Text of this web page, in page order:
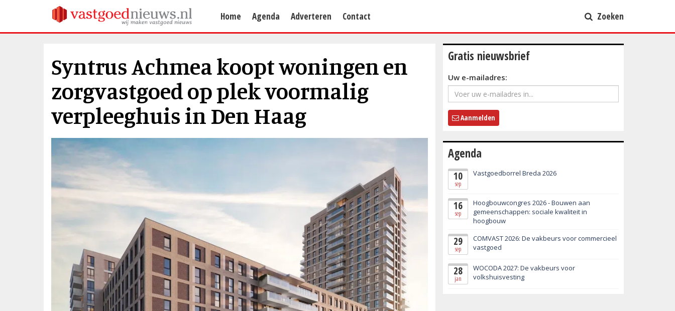
Home Agenda Adverteren Contact Zoeken
Syntrus Achmea koopt woningen en
zorgvastgoed op plek voormalig
verpleeghuis in Den Haag
Gratis nieuwsbrief
Uw e-mailadres:
Aanmelden
Agenda
10
sep
Vastgoedborrel Breda 2026
16
sep
Hoogbouwcongres 2026 - Bouwen aan
gemeenschappen: sociale kwaliteit in
hoogbouw
29
sep
COMVAST 2026: De vakbeurs voor commercieel
vastgoed
28
jan
WOCODA 2027: De vakbeurs voor
volkshuisvesting